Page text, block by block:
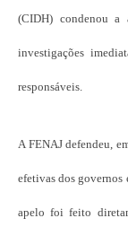
(CIDH) condenou a
investigações
responsáveis.
A FENAJ defendeu,
efetivas dos governos
apelo foi feito